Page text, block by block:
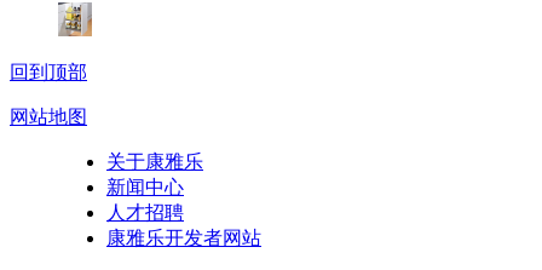
回到顶部
网站地图
关于康雅乐
新闻中心
人才招聘
康雅乐开发者网站